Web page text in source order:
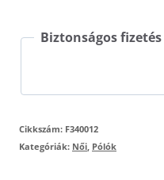
mennyiség
Biztonságos fizetés
Cikkszám: F340012
Kategóriák: Női, Pólók